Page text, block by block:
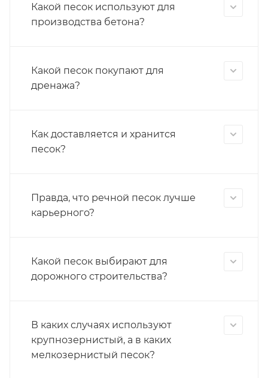
Какой песок используют для
производства бетона?
Какой песок покупают для
дренажа?
Как доставляется и хранится
песок?
Правда, что речной песок лучше
карьерного?
Какой песок выбирают для
дорожного строительства?
В каких случаях используют
крупнозернистый, а в каких
мелкозернистый песок?